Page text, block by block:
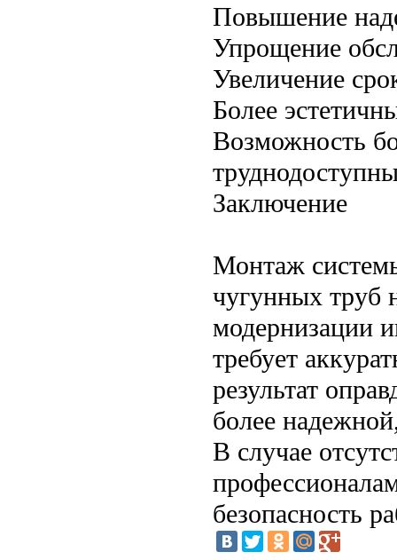
Повышение
Упрощение
Увеличение
Более
Возможность
Заключение
Монтаж
чугунных труб
модернизации
требует
результат
более
В случае
безопасность